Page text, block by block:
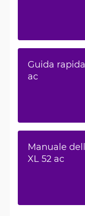
Guida
ac
Manuale
XL 52 ac